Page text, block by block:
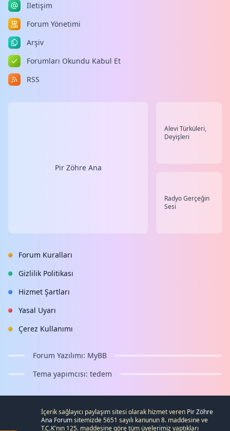
İletişim
Forum Yönetimi
Arşiv
Forumları Okundu Kabul Et
RSS
Pir Zöhre Ana
Alevi Türküleri,
Deyişleri
Radyo Gerçeğin
Sesi
Forum Kuralları
Gizlilik Politikası
Hizmet Şartları
Yasal Uyarı
Çerez Kullanımı
Forum Yazılımı: MyBB
Tema yapımcısı: tedem
İçerik sağlayıcı paylaşım sitesi olarak hizmet veren Pir Zöhre
Ana Forumsitemizde 5651 sayılı kanunun 8. maddesine ve
T.C.K'nın 125. maddesine göre tüm üyelerimiz yaptıkları